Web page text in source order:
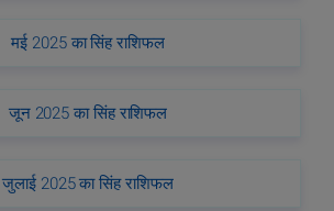
मई 2025 का सिंह राशिफल
जून 2025 का सिंह राशिफल
जुलाई 2025 का सिंह राशिफल